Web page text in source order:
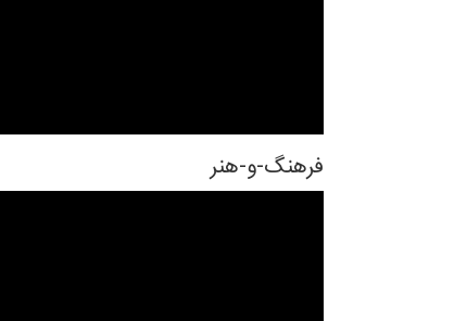
فرهنگ-و-هنر